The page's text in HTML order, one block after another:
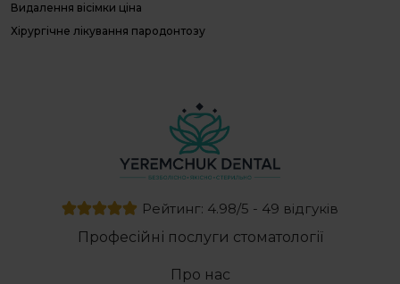
Видалення вісімки ціна
Хірургічне лікування пародонтозу
Професійна чистка зубів ціна Івано Франківськ
Видалення зубів нижньої щелепи
Герметизація фісур у дітей
Лікування хронічного поверхневого карієсу
Рейтинг: 4.98/5 - 49 відгуків
Професійні послуги стоматології
Про нас